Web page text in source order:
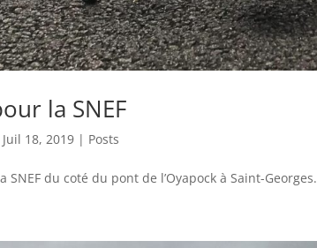
la SNEF
Juil 18, 2019 | Posts
du coté du pont de l’Oyapock à Saint-Georges.